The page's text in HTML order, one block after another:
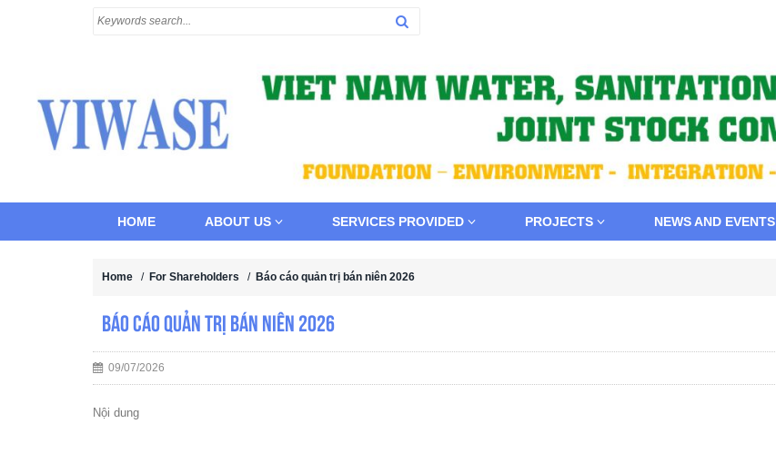
HOME ABOUT US SERVICES PROVIDED PROJECTS NEWS AND EVENTS
Home / For Shareholders / Báo cáo quản trị bán niên 2026
Báo cáo quản trị bán niên 2026
09/07/2026
Nội dung